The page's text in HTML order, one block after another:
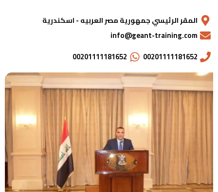
المقر الرئيسي جمهورية مصر العربيه - اسكندرية
info@geant-training.com
00201111181652
00201111181652